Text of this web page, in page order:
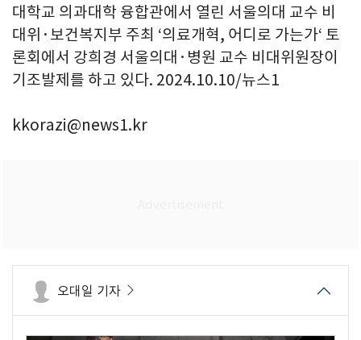
대학교 의과대학 융합관에서 열린 서울의대 교수 비
대위·보건복지부 주최 ‘의료개혁, 어디로 가는가‘ 토
론회에서 강희경 서울의대·병원 교수 비대위원장이
기조발제를 하고 있다. 2024.10.10/뉴스1
kkorazi@news1.kr
오대일 기자